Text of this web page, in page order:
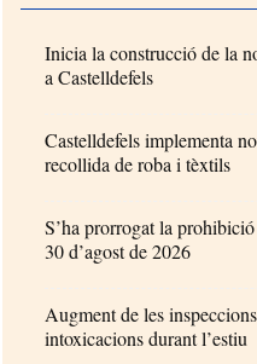
Inicia la construcció de la
a Castelldefels
Castelldefels implementa
recollida de roba i tèxtils
S’ha prorrogat la
30 d’agost de 2026
Augment de les
intoxicacions durant l’estiu